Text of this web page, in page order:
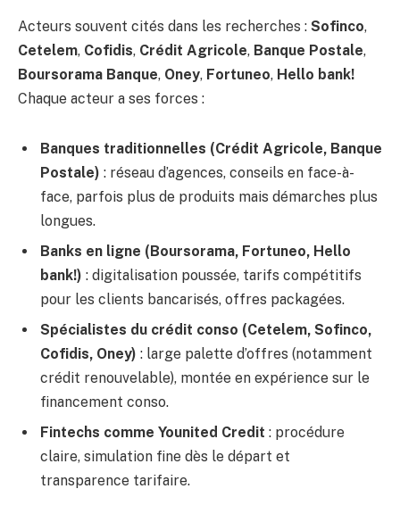
Acteurs souvent cités dans les recherches : Sofinco,
Cetelem, Cofidis, Crédit Agricole, Banque Postale,
Boursorama Banque, Oney, Fortuneo, Hello bank!
Chaque acteur a ses forces :
Banques traditionnelles (Crédit Agricole, Banque
Postale) : réseau d’agences, conseils en face-à-
face, parfois plus de produits mais démarches plus
longues.
Banks en ligne (Boursorama, Fortuneo, Hello
bank!) : digitalisation poussée, tarifs compétitifs
pour les clients bancarisés, offres packagées.
Spécialistes du crédit conso (Cetelem, Sofinco,
Cofidis, Oney) : large palette d’offres (notamment
crédit renouvelable), montée en expérience sur le
financement conso.
Fintechs comme Younited Credit : procédure
claire, simulation fine dès le départ et
transparence tarifaire.